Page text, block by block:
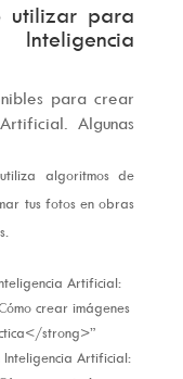
utilizar para
para crear
Algunas
algoritmos de
tus fotos en obras